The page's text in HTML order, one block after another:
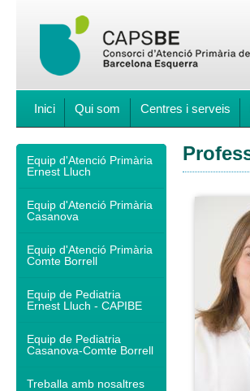
Inici Qui som Centres i serveis
Equip d'Atenció Primària
Ernest Lluch
Equip d'Atenció Primària
Casanova
Equip d'Atenció Primària
Comte Borrell
Equip de Pediatria
Ernest Lluch - CAPIBE
Equip de Pediatria
Casanova-Comte Borrell
Treballa amb nosaltres